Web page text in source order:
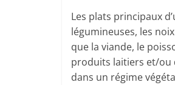
Les plats principaux
légumineuses, les
que la viande, le
produits laitiers et/ou
dans un régime